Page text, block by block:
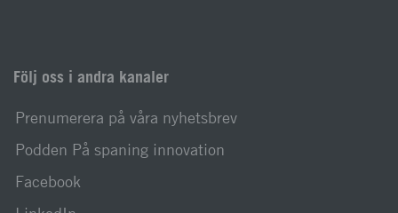
Följ oss i andra kanaler
Prenumerera på våra nyhetsbrev
Podden På spaning innovation
Facebook